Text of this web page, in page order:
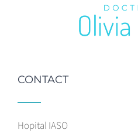
CONTACT
Hopital IASO